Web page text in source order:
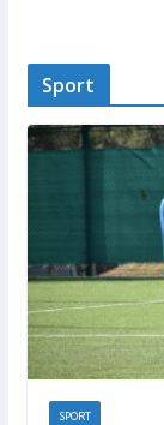
Sport
SPORT